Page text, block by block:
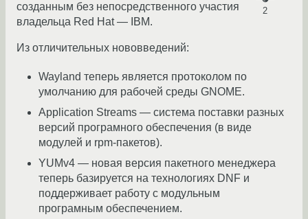
2
созданным без непосредственного участия
владельца Red Hat — IBM.
Из отличительных нововведений:
Wayland теперь является протоколом по
умолчанию для рабочей среды GNOME.
Application Streams — система поставки разных
версий програмного обеспечения (в виде
модулей и rpm-пакетов).
YUMv4 — новая версия пакетного менеджера
теперь базируется на технологиях DNF и
поддерживает работу с модульным
програмным обеспечением.